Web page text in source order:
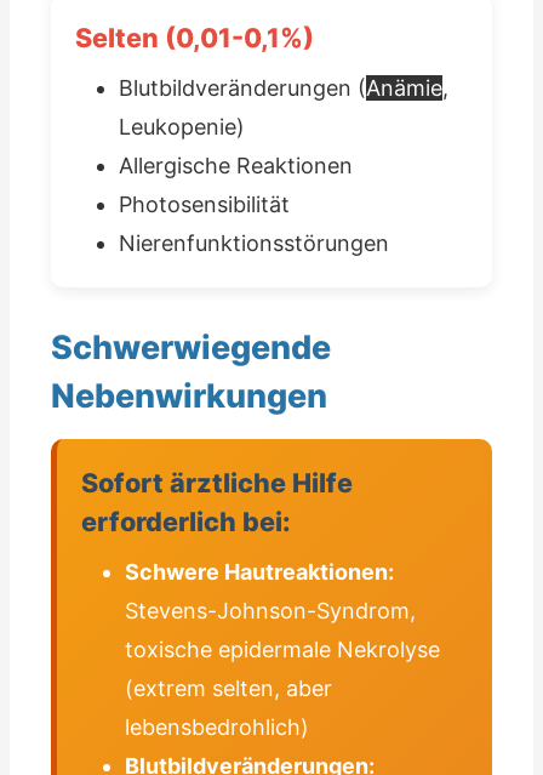
Selten (0,01-0,1%)
Blutbildveränderungen (Anämie,
Leukopenie)
Allergische Reaktionen
Photosensibilität
Nierenfunktionsstörungen
Schwerwiegende
Nebenwirkungen
Sofort ärztliche Hilfe
erforderlich bei:
Schwere Hautreaktionen:
Stevens-Johnson-Syndrom,
toxische epidermale Nekrolyse
(extrem selten, aber
lebensbedrohlich)
Blutbildveränderungen: